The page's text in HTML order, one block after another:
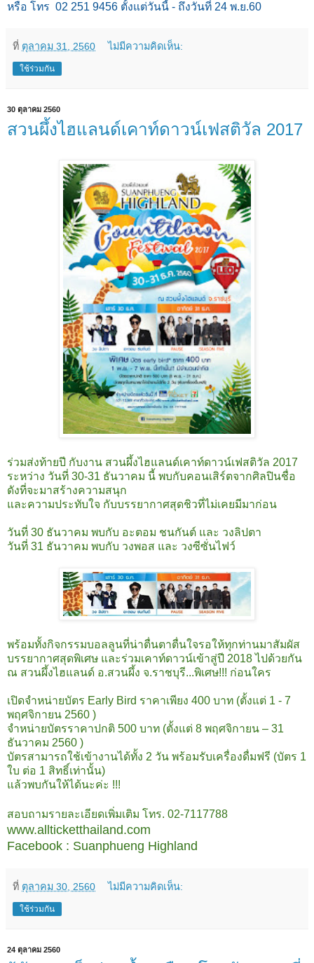
หรือ โทร 02 251 9456 ตั้งแต่วันนี้ - ถึงวันที่ 24 พ.ย.60
ที่ ตุลาคม 31, 2560 ไม่มีความคิดเห็น:
ใช้ร่วมกัน
30 ตุลาคม 2560
สวนผึ้งไฮแลนด์เคาท์ดาวน์เฟสติวัล 2017
ร่วมส่งท้ายปี กับงาน สวนผึ้งไฮแลนด์เคาท์ดาวน์เฟสติวัล 2017
ระหว่าง วันที่ 30-31 ธันวาคม นี้ พบกับคอนเสิร์ตจากศิลปินชื่อ
ดังที่จะมาสร้างความสนุก
และความประทับใจ กับบรรยากาศสุดชิวที่ไม่เคยมีมาก่อน
วันที่ 30 ธันวาคม พบกับ อะตอม ชนกันต์ และ วงลิปตา
วันที่ 31 ธันวาคม พบกับ วงพอส และ วงซีซั่นไฟว์
พร้อมทั้งกิจกรรมบอลลูนที่น่าตื่นตาตื่นใจรอให้ทุกท่านมาสัมผัส
บรรยากาศสุดพิเศษ และร่วมเคาท์ดาวน์เข้าสู่ปี 2018 ไปด้วยกัน
ณ สวนผึ้งไฮแลนด์ อ.สวนผึ้ง จ.ราชบุรี...พิเศษ!!! ก่อนใคร
เปิดจำหน่ายบัตร Early Bird ราคาเพียง 400 บาท (ตั้งแต่ 1 - 7
พฤศจิกายน 2560 )
จำหน่ายบัตรราคาปกติ 500 บาท (ตั้งแต่ 8 พฤศจิกายน – 31
ธันวาคม 2560 )
บัตรสามารถใช้เข้างานได้ทั้ง 2 วัน พร้อมรับเครื่องดื่มฟรี (บัตร 1
ใบ ต่อ 1 สิทธิ์เท่านั้น)
แล้วพบกันให้ได้นะค่ะ !!!
สอบถามรายละเอียดเพิ่มเติม โทร. 02-7117788
www.allticketthailand.com
Facebook : Suanphueng Highland
ที่ ตุลาคม 30, 2560 ไม่มีความคิดเห็น:
ใช้ร่วมกัน
24 ตุลาคม 2560